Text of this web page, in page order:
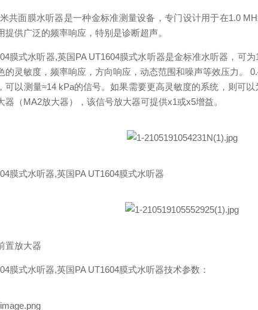
共面膜水听器是一种金标准测量设备，专门设计用于在1.0
提供广泛的频率响应，特别是诊断超声。
膜式水听器,英国PA UT1604膜式水听器是金标准水听器，可
的灵敏度，频率响应，方向响应，动态范围和噪声等效压力。
可以测量≈14 kPa的信号。如果需要更高灵敏度的系统，则可
器（MA2放大器），该信号放大器可提供x1或x5增益。
膜式水听器,英国PA UT1604膜式水听器
置放大器
膜式水听器,英国PA UT1604膜式水听器技术参数：